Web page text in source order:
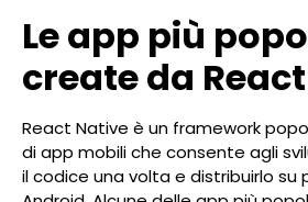
Le app più
create da
React Native è un framework
di app mobili che consente agli
il codice una volta e distribuirlo su